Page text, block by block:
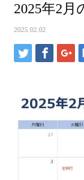
2025年2月
2025.02.02